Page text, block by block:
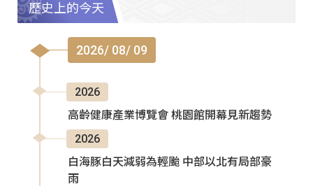
歷史上的今天
2026/ 08/ 09
2026
高齡健康產業博覽會 桃園館開幕見新趨勢
2026
白海豚白天減弱為輕颱 中部以北有局部豪
雨